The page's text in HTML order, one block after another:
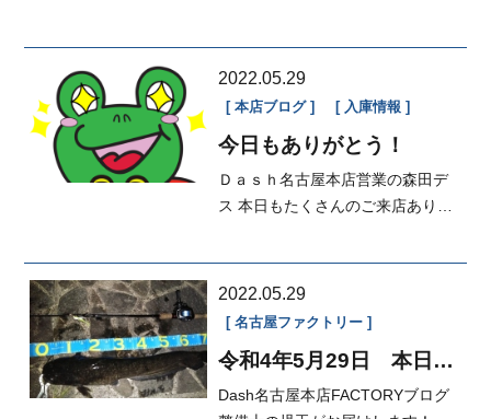
2022.05.29
本店ブログ 入庫情報
今日もありがとう！
Ｄａｓｈ名古屋本店営業の森田デ
ス 本日もたくさんのご来店ありが
2022.05.29
名古屋ファクトリー
令和4年5月29日 本日の
Dash名古屋本店FACTORYブログ